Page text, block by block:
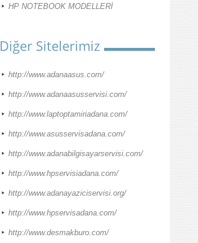
HP NOTEBOOK MODELLERİ
Diğer Sitelerimiz
http://www.adanaasus.com/
http://www.adanaasusservisi.com/
http://www.laptoptamiriadana.com/
http://www.asusservisadana.com/
http://www.adanabilgisayarservisi.com/
http://www.hpservisiadana.com/
http://www.adanayaziciservisi.org/
http://www.hpservisadana.com/
http://www.desmakburo.com/